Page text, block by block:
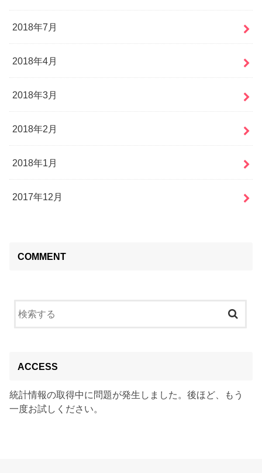
2018年7月
2018年4月
2018年3月
2018年2月
2018年1月
2017年12月
COMMENT
ACCESS
統計情報の取得中に問題が発生しました。後ほど、もう
一度お試しください。